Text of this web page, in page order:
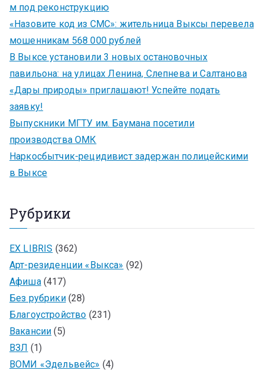
м под реконструкцию
«Назовите код из СМС»: жительница Выксы перевела
мошенникам 568 000 рублей
В Выксе установили 3 новых остановочных
павильона: на улицах Ленина, Слепнева и Салтанова
«Дары природы» приглашают! Успейте подать
заявку!
Выпускники МГТУ им. Баумана посетили
производства ОМК
Наркосбытчик-рецидивист задержан полицейскими
в Выксе
Рубрики
EX LIBRIS (362)
Арт-резиденции «Выкса» (92)
Афиша(417)
Без рубрики(28)
Благоустройство (231)
Вакансии (5)
ВЗЛ (1)
ВОМИ «Эдельвейс» (4)